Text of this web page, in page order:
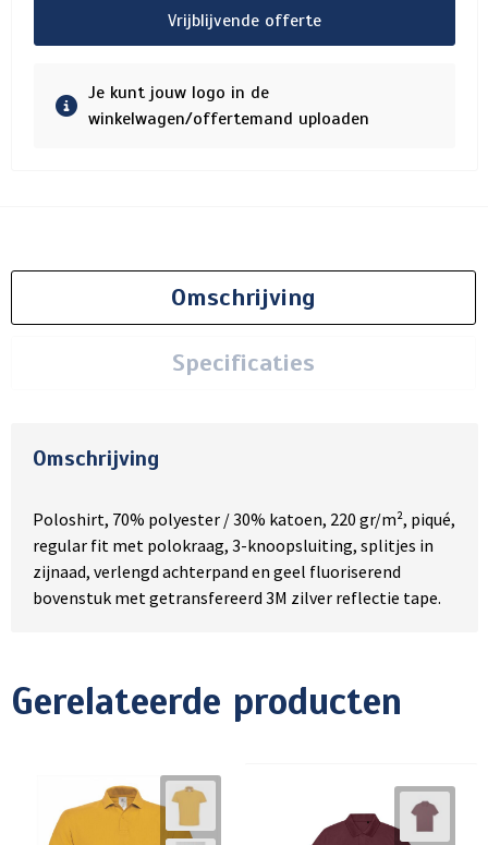
Vrijblijvende offerte
Je kunt jouw logo in de
winkelwagen/offertemand uploaden
Omschrijving
Specificaties
Omschrijving
Poloshirt, 70% polyester / 30% katoen, 220 gr/m², piqué,
regular fit met polokraag, 3-knoopsluiting, splitjes in
zijnaad, verlengd achterpand en geel fluoriserend
bovenstuk met getransfereerd 3M zilver reflectie tape.
Gerelateerde producten